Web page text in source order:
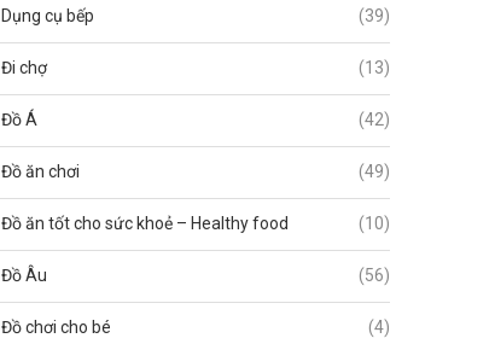
Dụng cụ bếp (39)
Đi chợ (13)
Đồ Á (42)
Đồ ăn chơi (49)
Đồ ăn tốt cho sức khoẻ – Healthy food (10)
Đồ Âu (56)
Đồ chơi cho bé (4)